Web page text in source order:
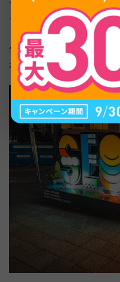
す。NAVERマップなどで
するのも一つの方法です
候補住所が表示されない
れば審査時に問題視され